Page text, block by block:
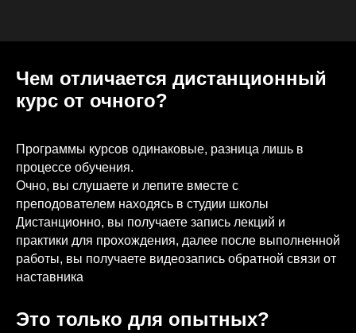
Чем отличается дистанционный
курс от очного?
Программы курсов одинаковые, разница лишь в
процессе обучения.
Очно, вы слушаете и лепите вместе с
преподователем находясь в студии школы
Дистанционно, вы получаете запись лекций и
практики для прохождения, далее после выполненной
работы, вы получаете видеозапись обратной связи от
наставника
Это только для опытных?